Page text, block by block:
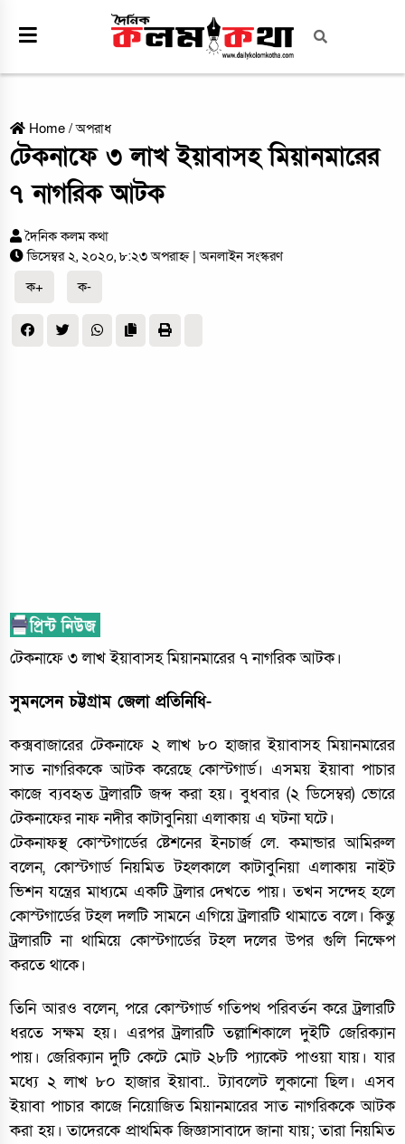
Home /অপরাধ
টেকনাফে ৩ লাখ ইয়াবাসহ মিয়ানমারের
৭ নাগরিক আটক
দৈনিক কলম কথা
ডিসেম্বর ২, ২০২০, ৮:২৩ অপরাহ্ন | অনলাইন সংস্করণ
ক+
ক-
টেকনাফে ৩ লাখ ইয়াবাসহ মিয়ানমারের ৭ নাগরিক আটক।
সুমনসেন চট্টগ্রাম জেলা প্রতিনিধি-
কক্সবাজারের টেকনাফে ২ লাখ ৮০ হাজার ইয়াবাসহ মিয়ানমারের
সাত নাগরিককে আটক করেছে কোস্টগার্ড। এসময় ইয়াবা পাচার
কাজে ব্যবহৃত ট্রলারটি জব্দ করা হয়। বুধবার (২ ডিসেম্বর) ভোরে
টেকনাফের নাফ নদীর কাটাবুনিয়া এলাকায় এ ঘটনা ঘটে।
টেকনাফস্থ কোস্টগার্ডের ষ্টেশনের ইনচার্জ লে. কমান্ডার আমিরুল
বলেন, কোস্টগার্ড নিয়মিত টহলকালে কাটাবুনিয়া এলাকায় নাইট
ভিশন যন্ত্রের মাধ্যমে একটি ট্রলার দেখতে পায়। তখন সন্দেহ হলে
কোস্টগার্ডের টহল দলটি সামনে এগিয়ে ট্রলারটি থামাতে বলে। কিন্তু
ট্রলারটি না থামিয়ে কোস্টগার্ডের টহল দলের উপর গুলি নিক্ষেপ
করতে থাকে।
তিনি আরও বলেন, পরে কোস্টগার্ড গতিপথ পরিবর্তন করে ট্রলারটি
ধরতে সক্ষম হয়। এরপর ট্রলারটি তল্লাশিকালে দুইটি জেরিক্যান
পায়। জেরিক্যান দুটি কেটে মোট ২৮টি প্যাকেট পাওয়া যায়। যার
মধ্যে ২ লাখ ৮০ হাজার ইয়াবা.. ট্যাবলেট লুকানো ছিল। এসব
ইয়াবা পাচার কাজে নিয়োজিত মিয়ানমারের সাত নাগরিককে আটক
করা হয়। তাদেরকে প্রাথমিক জিজ্ঞাসাবাদে জানা যায়; তারা নিয়মিত